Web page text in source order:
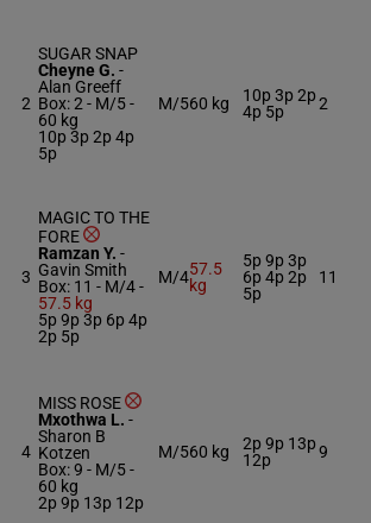
2
SUGAR SNAP
Cheyne G. -
Alan Greeff
Box: 2 - M/5 -
60 kg
10p 3p 2p 4p
5p
M/560 kg
10p 3p 2p
4p 5p
2
3
MAGIC TO THE
FORE
Ramzan Y. -
Gavin Smith
Box: 11 - M/4 -
57.5 kg
5p 9p 3p 6p 4p
2p 5p
M/457.5
kg
5p 9p 3p
6p 4p 2p
5p
11
4
MISS ROSE
Mxothwa L. -
Sharon B
Kotzen
Box: 9 - M/5 -
60 kg
2p 9p 13p 12p
M/560 kg
2p 9p 13p
12p
9